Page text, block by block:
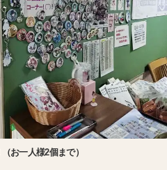
お一人様2個まで）